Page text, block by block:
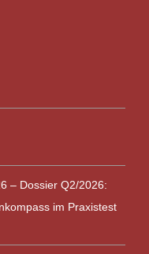
– Dossier Q2/2026:
im Praxistest